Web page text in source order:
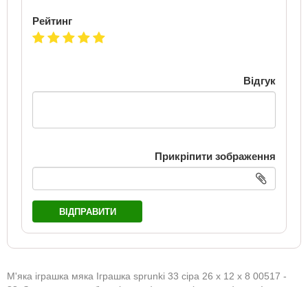
Рейтинг
Відгук
Прикріпити зображення
ВІДПРАВИТИ
М'яка іграшка мяка Іграшка sprunki 33 сіра 26 x 12 x 8 00517 -